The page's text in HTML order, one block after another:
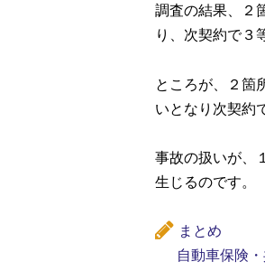
調査の結果、２
り、次契約で３
ところが、２箇
いとなり次契約
事故の扱いが、
生じるのです。
まとめ
自動車保険